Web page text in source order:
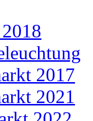
2017
2021